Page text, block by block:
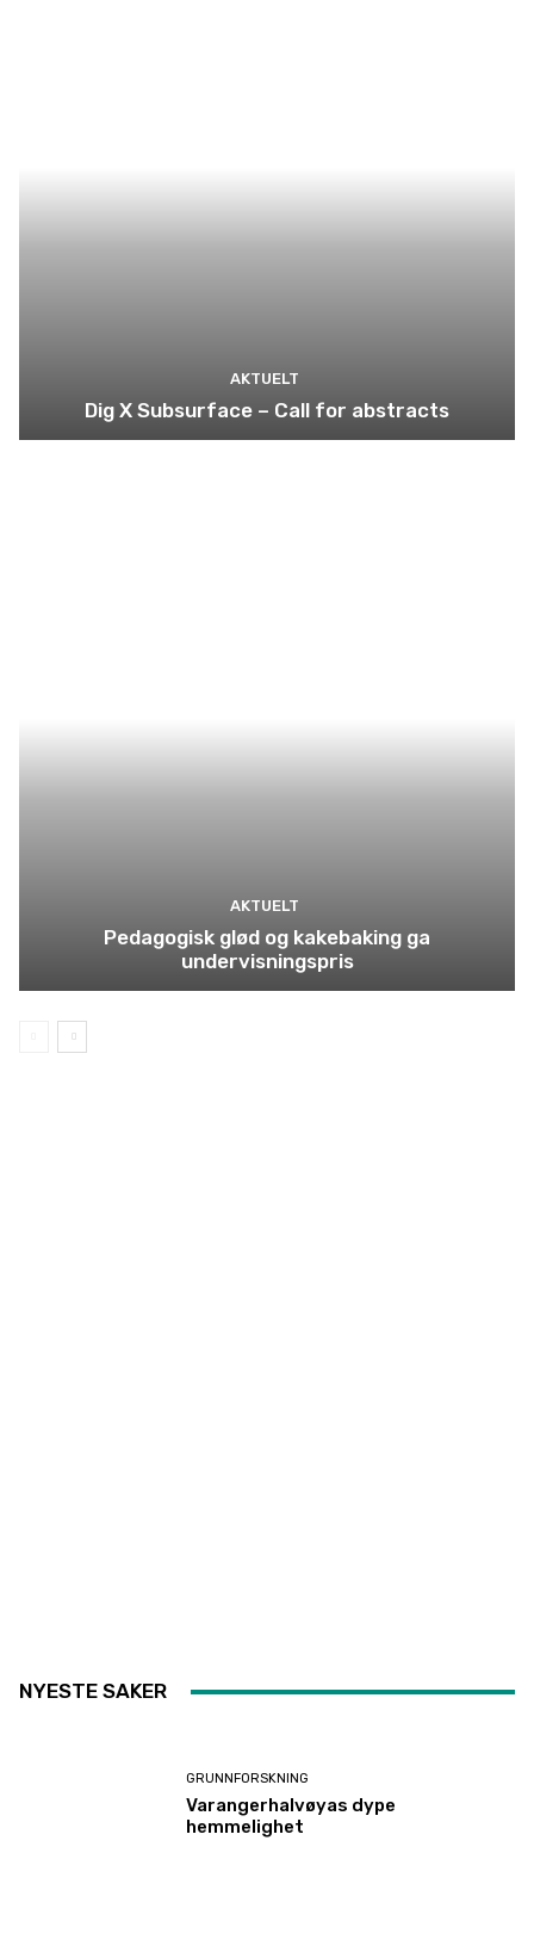
AKTUELT
Dig X Subsurface – Call for abstracts
AKTUELT
Pedagogisk glød og kakebaking ga
undervisningspris
NYESTE SAKER
GRUNNFORSKNING
Varangerhalvøyas dype
hemmelighet